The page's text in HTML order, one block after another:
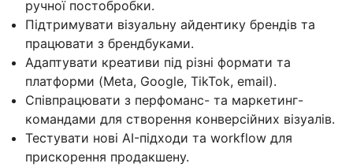
ручної постобробки.
Підтримувати візуальну айдентику брендів та
працювати з брендбуками.
Адаптувати креативи під різні формати та
платформи (Meta, Google, TikTok, email).
Співпрацювати з перфоманс- та маркетинг-
командами для створення конверсійних візуалів.
Тестувати нові AI-підходи та workflow для
прискорення продакшену.